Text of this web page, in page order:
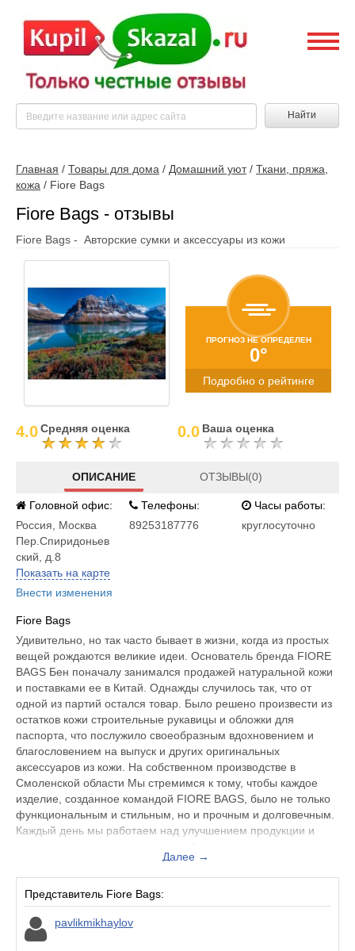
Найти
Главная / Товары для дома / Домашний уют/ Ткани, пряжа,
кожа / Fiore Bags
Fiore Bags - отзывы
Fiore Bags - Авторские сумки и аксессуары из кожи
ПРОГНОЗ НЕ ОПРЕДЕЛЕН
0°
Подробно о рейтинге
4.0Средняя оценка 0.0 Ваша оценка
ОПИСАНИЕ ОТЗЫВЫ(0)
Головной офис:
Россия
Москва
Пер.Спиридоньев
ский, д.8
Показать на карте
Внести изменения
Телефоны:
89253187776
Часы работы:
круглосуточно
Fiore Bags
Удивительно, но так часто бывает в жизни, когда из простых
вещей рождаются великие идеи. Основатель бренда FIORE
BAGS Бен поначалу занимался продажей натуральной кожи
и поставками ее в Китай. Однажды случилось так, что от
одной из партий остался товар. Было решено произвести из
остатков кожи строительные рукавицы и обложки для
паспорта, что послужило своеобразным вдохновением и
благословением на выпуск и других оригинальных
аксессуаров из кожи. На собственном производстве в
Смоленской области Мы стремимся к тому, чтобы каждое
изделие, созданное командой FIORE BAGS, было не только
функциональным и стильным, но и прочным и долговечным.
Каждый день мы работаем над улучшением продукции и
потребности самых взыскательных покупателей.
Далее →
Представитель Fiore Bags:
pavlikmikhaylov